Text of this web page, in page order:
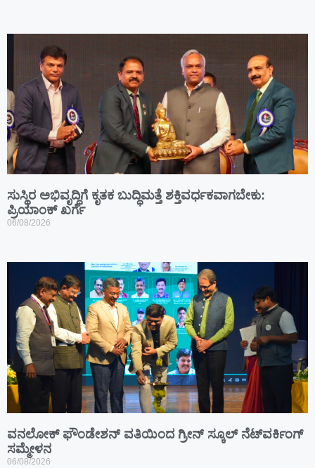
ಸುಸ್ಥಿರ ಅಭಿವೃದ್ಧಿಗೆ ಕೃತಕ ಬುದ್ಧಿಮತ್ತೆ ಶಕ್ತಿವರ್ಧಕವಾಗಬೇಕು:
ಪ್ರಿಯಾಂಕ್ ಖರ್ಗೆ
06/08/2026
ವನಲೋಕ್ ಫೌಂಡೇಶನ್ ವತಿಯಿಂದ ಗ್ರೀನ್ ಸ್ಕೂಲ್ ನೆಟ್‌ವರ್ಕಿಂಗ್
ಸಮ್ಮೇಳನ
06/08/2026